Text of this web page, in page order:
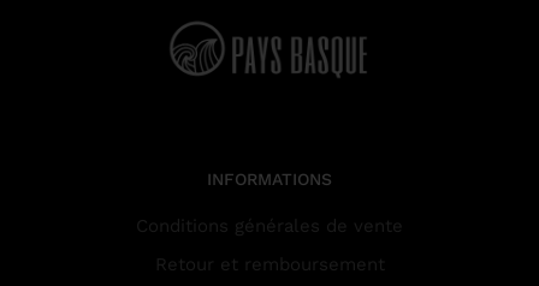
INFORMATIONS
Conditions générales de vente
Retour et remboursement